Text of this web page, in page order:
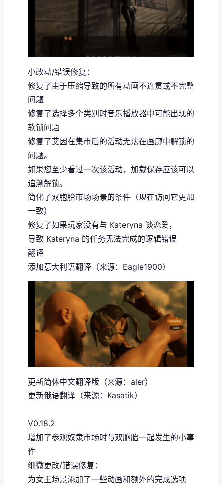
小改动/错误修复：
修复了由于压缩导致的所有动画不连贯或不完整
问题
修复了选择多个类别时音乐播放器中可能出现的
软锁问题
修复了艾因在集市后的活动无法在画廊中解锁的
问题。
如果您至少看过一次该活动，加载保存应该可以
追溯解锁。
简化了双胞胎市场场景的条件（现在访问它更加
一致）
修复了如果玩家没有与 Kateryna 谈恋爱，
导致 Kateryna 的任务无法完成的逻辑错误
翻译
添加意大利语翻译（来源：Eagle1900）
更新简体中文翻译版（来源：aler）
更新俄语翻译（来源：Kasatik）
V0.18.2
增加了参观奴隶市场时与双胞胎一起发生的小事
件
细微更改/错误修复：
为女王场景添加了一些动画和额外的完成选项